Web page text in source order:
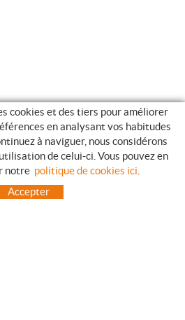
DES ACHATS
ACHETER
HABITUELLES
cookies et des tiers pour améliorer
en analysant vos habitudes
à naviguer, nous considérons
de celui-ci. Vous pouvez en
notre politique de cookies ici
Accepter